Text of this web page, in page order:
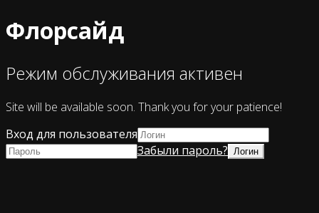
Флорсайд
Режим обслуживания активен
Site will be available soon. Thank you for your patience!
Вход для пользователя
Забыли пароль?